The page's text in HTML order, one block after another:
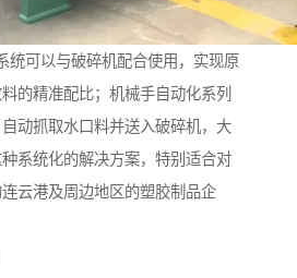
统可以与破碎机配合使用，实现原
的精准配比；机械手自动化系列
动抓取水口料并送入破碎机，大
系统化的解决方案，特别适合对
云港及周边地区的塑胶制品企